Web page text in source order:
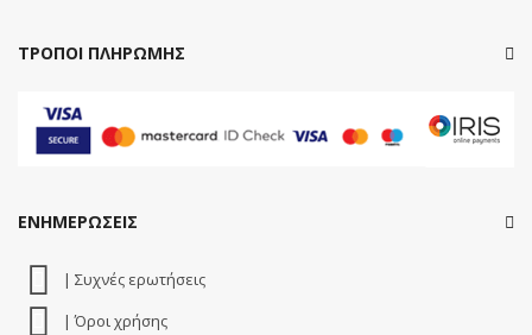
ΤΡΟΠΟΙ ΠΛΗΡΩΜΗΣ
ΕΝΗΜΕΡΩΣΕΙΣ
| Συχνές ερωτήσεις
| Όροι χρήσης